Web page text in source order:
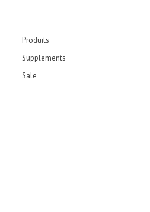
Produits
Supplements
Sale